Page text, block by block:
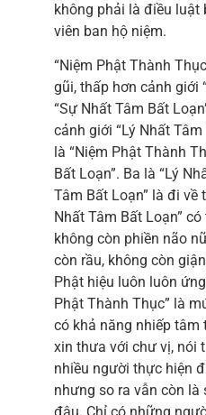
không phải là điều luật
viên ban hộ niệm.
“Niệm Phật Thành
gũi, thấp hơn cảnh giới
“Sự Nhất Tâm Bất
cảnh giới “Lý Nhất
là “Niệm Phật Thành
Bất Loạn”. Ba là “Lý
Tâm Bất Loạn” là đi
Nhất Tâm Bất Loạn”
không còn phiền não
còn rầu, không còn
Phật hiệu luôn luôn
Phật Thành Thục” là
có khả năng nhiếp tâm
xin thưa với chư vị, nói
nhiều người thực hiện
nhưng so ra vẫn còn là